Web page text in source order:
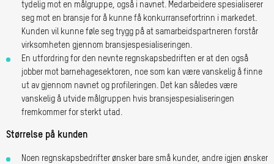
tydelig mot en målgruppe, også i navnet. Medarbeidere spesialiserer
seg mot en bransje for å kunne få konkurransefortrinn i markedet.
Kunden vil kunne føle seg trygg på at samarbeidspartneren forstår
virksomheten gjennom bransjespesialiseringen.
En utfordring for den nevnte regnskapsbedriften er at den også
jobber mot barnehagesektoren, noe som kan være vanskelig å finne
ut av gjennom navnet og profileringen. Det kan således være
vanskelig å utvide målgruppen hvis bransjespesialiseringen
fremkommer for sterkt utad.
Størrelse på kunden
Noen regnskapsbedrifter ønsker bare små kunder, andre igjen ønsker